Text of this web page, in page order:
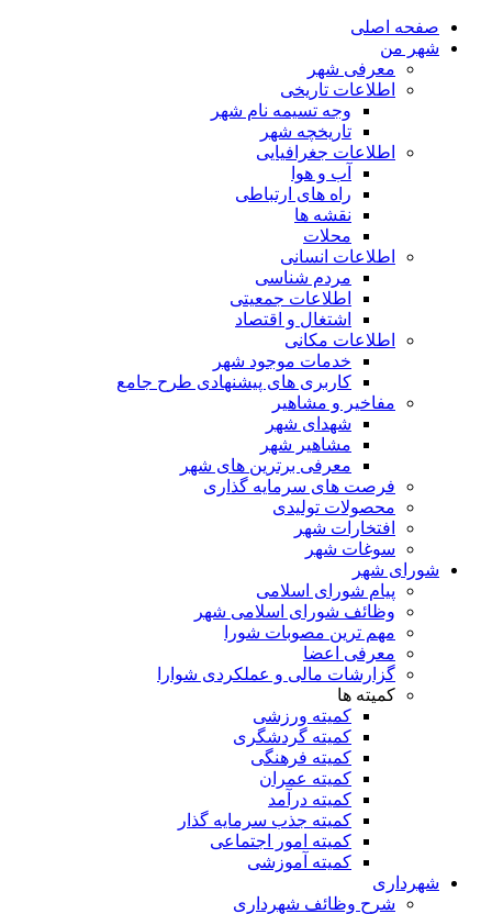
صفحه اصلی
شهر من
معرفی شهر
اطلاعات تاریخی
وجه تسیمه نام شهر
تاریخچه شهر
اطلاعات جغرافیایی
آب و هوا
راه های ارتباطی
نقشه ها
محلات
اطلاعات انسانی
مردم شناسی
اطلاعات جمعیتی
اشتغال و اقتصاد
اطلاعات مکانی
خدمات موجود شهر
کاربری های پیشنهادی طرح جامع
مفاخیر و مشاهیر
شهدای شهر
مشاهیر شهر
معرفی برترین های شهر
فرصت های سرمایه گذاری
محصولات تولیدی
افتخارات شهر
سوغات شهر
شورای شهر
پیام شورای اسلامی
وظائف شورای اسلامی شهر
مهم ترین مصوبات شورا
معرفی اعضا
گزارشات مالی و عملکردی شوارا
کمیته ها
کمیته ورزشی
کمیته گردشگری
کمیته فرهنگی
کمیته عمران
کمیته درآمد
کمیته جذب سرمایه گذار
کمیته امور اجتماعی
کمیته آموزشی
شهرداری
شرح وظائف شهرداری